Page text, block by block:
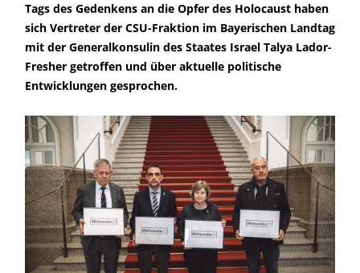
Tags des Gedenkens an die Opfer des Holocaust haben
sich Vertreter der CSU-Fraktion im Bayerischen Landtag
mit der Generalkonsulin des Staates Israel Talya Lador-
Fresher getroffen und über aktuelle politische
Entwicklungen gesprochen.